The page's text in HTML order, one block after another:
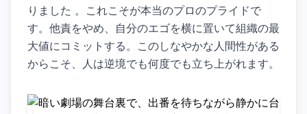
りました 。これこそが本当のプロのプライドで
す。他責をやめ、自分のエゴを横に置いて組織の最
大値にコミットする。このしなやかな人間性がある
からこそ、人は逆境でも何度でも立ち上がれます。